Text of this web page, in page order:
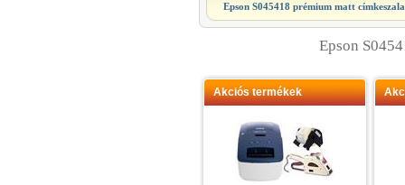
Epson S045418 prémium matt
Epson
Akciós termékek